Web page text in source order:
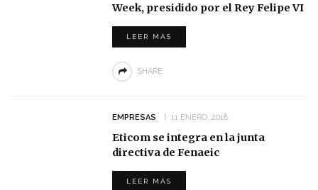
Week, presidido por el Rey Felipe VI
LEER MÁS
SHARE
EMPRESAS 11 ENERO, 2018
Eticom se integra en la junta
directiva de Fenaeic
LEER MÁS